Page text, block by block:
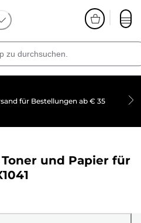
für Bestellungen ab € 35
und Papier für